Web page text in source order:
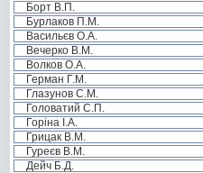
Борт В.П.
Бурлаков П.М.
Васильєв О.А.
Вечерко В.М.
Волков О.А.
Герман Г.М.
Глазунов С.М.
Головатий С.П.
Горіна І.А.
Грицак В.М.
Гуреєв В.М.
Дейч Б.Д.